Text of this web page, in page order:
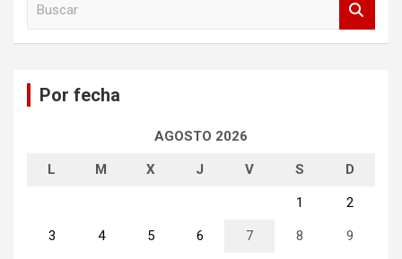
Por fecha
AGOSTO 2026
L M X J V S D
1 2
3 4 5 6 7 8 9